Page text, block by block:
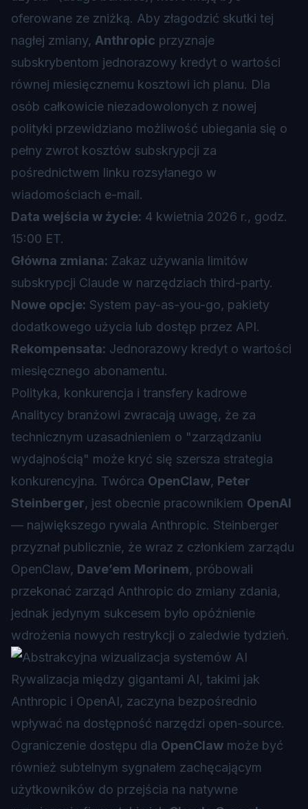
oferowane ze zniżką. Aby złagodzić skutki tej
nagłej zmiany, Anthropic przyznaje
subskrybentom jednorazowy kredyt o wartości
równej miesięcznemu kosztowi ich planu. Dla
osób całkowicie niezadowolonych z nowej
polityki przewidziano możliwość ubiegania się o
pełny zwrot kosztów subskrypcji za
pośrednictwem linku rozsyłanego w
wiadomościach e-mail.
Data wejścia w życie: 4 kwietnia 2026 r., godz.
15:00 ET.
Główna zmiana: Zakaz używania limitów
subskrypcji Claude w narzędziach third-party.
Nowe opcje: System pay-as-you-go, pakiety
dodatkowego użycia lub dostęp przez API.
Rekompensata: Jednorazowy kredyt o wartości
miesięcznego abonamentu.
Polityka, konkurencja i transfery kadrowe
Analitycy branżowi zwracają uwagę, że za
technicznym uzasadnieniem o "zarządzaniu
wydajnością" może kryć się szersza strategia
konkurencyjna. Twórca OpenClaw, Peter
Steinberger, jest obecnie pracownikiem OpenAI
— największego rywala Anthropic. Steinberger
przyznał publicznie, że wraz z członkiem zarządu
OpenClaw, Dave’em Morinem, próbowali
przekonać zarząd Anthropic do zmiany zdania,
jednak jedynym sukcesem było opóźnienie
wdrożenia nowych restrykcji o zaledwie tydzień.
Rywalizacja między gigantami AI, takimi jak
Anthropic i OpenAI, zaczyna bezpośrednio
wpływać na dostępność narzędzi open-source.
Ograniczenie dostępu dla OpenClaw może być
również subtelnym sygnałem zachęcającym
użytkowników do przejścia na natywne